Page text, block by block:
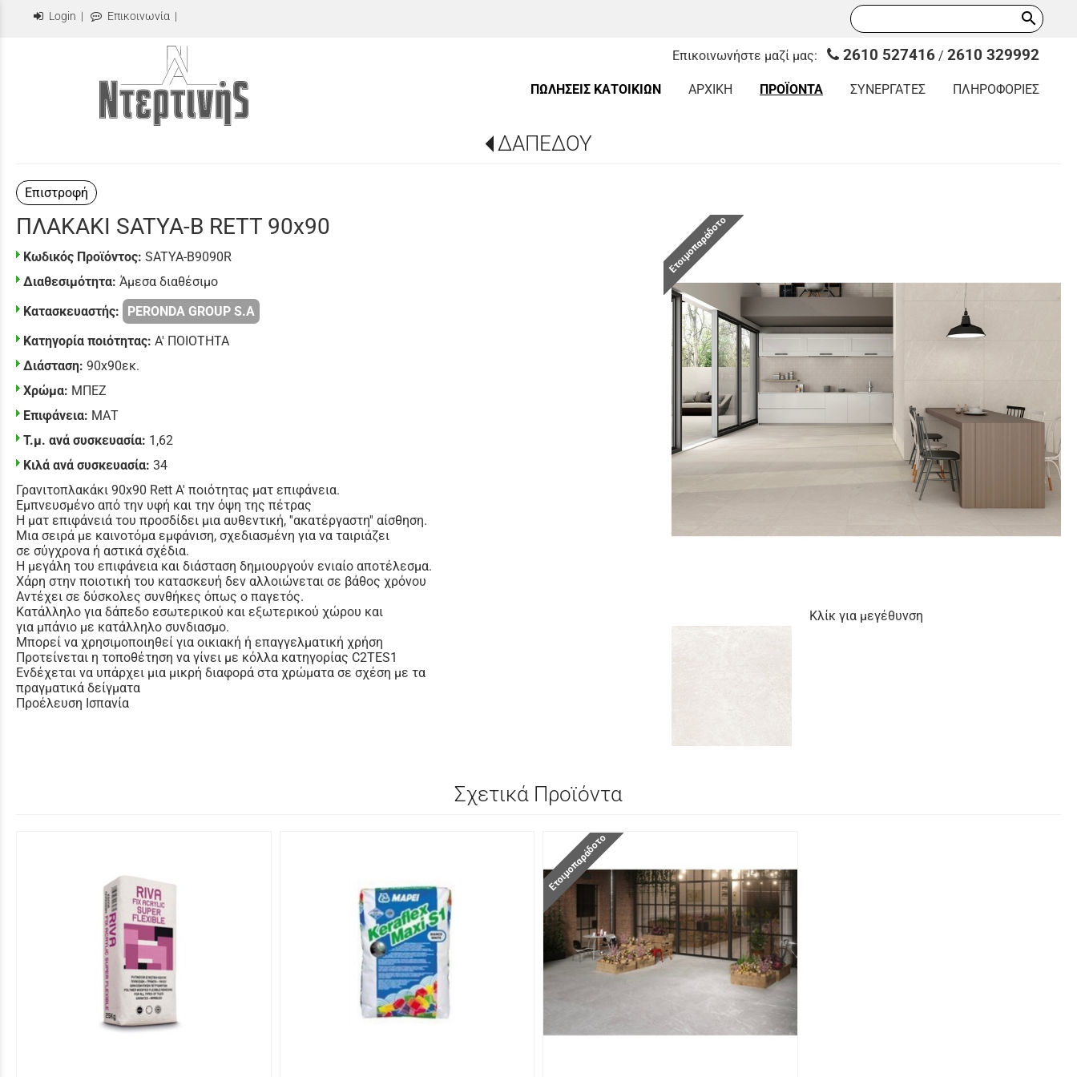
Login | Επικοινωνία | search
Επικοινωνήστε μαζί μας: 2610 527416 / 2610 329992
ΠΩΛΗΣΕΙΣ ΚΑΤΟΙΚΙΩΝ ΑΡΧΙΚΗ ΠΡΟΪΟΝΤΑ ΣΥΝΕΡΓΑΤΕΣ ΠΛΗΡΟΦΟΡΙΕΣ
ΔΑΠΕΔΟΥ
Επιστροφή
Κλίκ για μεγέθυνση
Ετοιμοπαράδοτο
ΠΛΑΚΑΚΙ SATYA-B RETT 90x90
Κωδικός Προϊόντος: SATYA-B9090R
Διαθεσιμότητα: Άμεσα διαθέσιμο
Κατασκευαστής:
PERONDA GROUP S.A
Κατηγορία ποιότητας: Α' ΠΟΙΟΤΗΤΑ
Διάσταση: 90x90εκ.
Χρώμα: ΜΠΕΖ
Επιφάνεια: ΜΑΤ
Τ.μ. ανά συσκευασία: 1,62
Κιλά ανά συσκευασία: 34
Γρανιτοπλακάκι 90x90 Rett Α' ποιότητας ματ επιφάνεια.
Εμπνευσμένο από την υφή και την όψη της πέτρας
Η ματ επιφάνειά του προσδίδει μια αυθεντική, ''ακατέργαστη'' αίσθηση.
Μια σειρά με καινοτόμα εμφάνιση, σχεδιασμένη για να ταιριάζει
σε σύγχρονα ή αστικά σχέδια.
Η μεγάλη του επιφάνεια και διάσταση δημιουργούν ενιαίο αποτέλεσμα.
Χάρη στην ποιοτική του κατασκευή δεν αλλοιώνεται σε βάθος χρόνου
Αντέχει σε δύσκολες συνθήκες όπως ο παγετός.
Κατάλληλο για δάπεδο εσωτερικού και εξωτερικού χώρου και
για μπάνιο με κατάλληλο συνδιασμο.
Μπορεί να χρησιμοποιηθεί για οικιακή ή επαγγελματική χρήση
Προτείνεται η τοποθέτηση να γίνει με κόλλα κατηγορίας C2TES1
Ενδέχεται να υπάρχει μια μικρή διαφορά στα χρώματα σε σχέση με τα
πραγματικά δείγματα
Προέλευση Ισπανία
Σχετικά Προϊόντα
Ετοιμοπαράδοτο